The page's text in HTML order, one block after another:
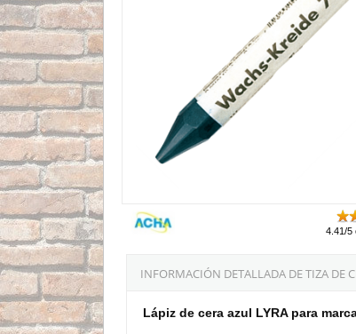
4.41/5
INFORMACIÓN DETALLADA DE TIZA DE
Lápiz de cera azul LYRA para